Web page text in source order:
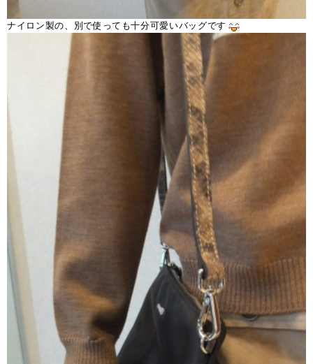
ナイロン製の、別で使っても十分可愛いバッグです